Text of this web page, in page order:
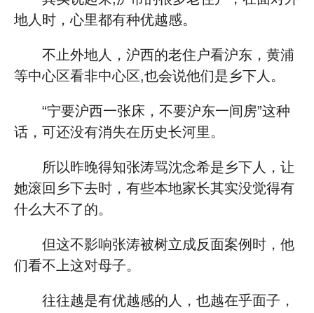
地人时，心里都有种优越感。
不止外地人，沪西的老住户看沪东，黄浦
等中心区看非中心区,也会说他们是乡下人。
“宁要沪西一张床，不要沪东一间房”这种
话，可还没有消失在历史长河里。
所以昨晚得知张涛骂沈念希是乡下人，让
她滚回乡下去时，有些本地家长其实没觉得有
什么大不了的。
但这不影响张涛被树立成反面案例时，他
们看不上这对母子。
往往越是有优越感的人，也越在乎面子，